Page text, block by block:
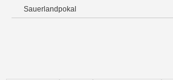
Sauerlandpokal